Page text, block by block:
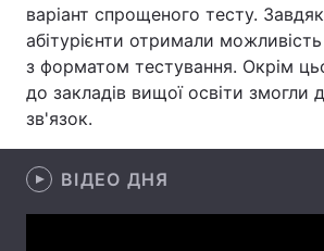
Зброя
Здоров'я Туризм
Цікавинки
варіант спрощеного тесту.
абітурієнти отримали
з форматом тестування. Окрім
до закладів вищої освіти змогли
зв'язок.
ВІДЕО ДНЯ